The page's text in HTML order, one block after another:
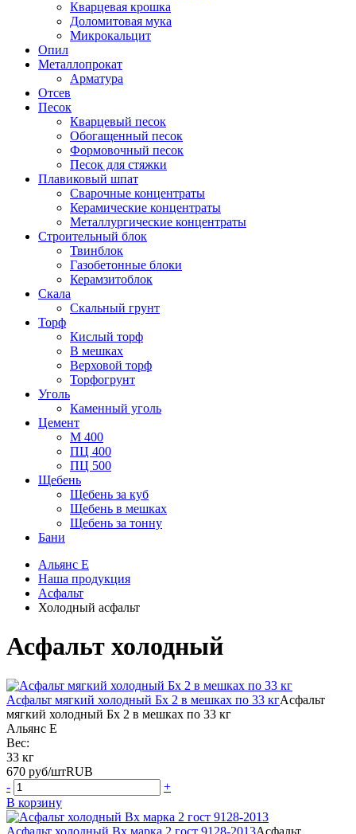
Кварцевая крошка
Доломитовая мука
Микрокальцит
Опил
Металлопрокат
Арматура
Отсев
Песок
Кварцевый песок
Обогащенный песок
Формовочный песок
Песок для стяжки
Плавиковый шпат
Сварочные концентраты
Керамические концентраты
Металлургические концентраты
Строительный блок
Твинблок
Газобетонные блоки
Керамзитоблок
Скала
Скальный грунт
Торф
Кислый торф
В мешках
Верховой торф
Торфогрунт
Уголь
Каменный уголь
Цемент
М 400
ПЦ 400
ПЦ 500
Щебень
Щебень за куб
Щебень в мешках
Щебень за тонну
Бани
Альянс Е
Наша продукция
Асфальт
Холодный асфальт
Асфальт холодный
Асфальт мягкий холодный Бх 2 в мешках по 33 кгАсфальт
мягкий холодный Бх 2 в мешках по 33 кг
Альянс Е
Вес:
33 кг
670 руб/штRUB
-
+
В корзину
Асфальт холодный Вх марка 2 гост 9128-2013Асфальт